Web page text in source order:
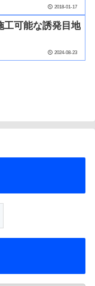
2018-01-17
工可能な誘発目地
2024-08-23